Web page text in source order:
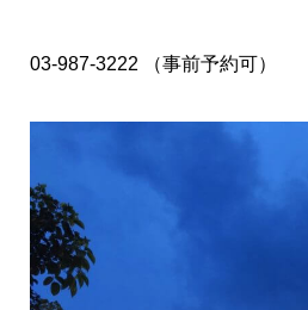
03-987-3222 （事前予約可）